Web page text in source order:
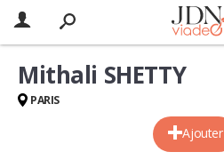
Ajouter
Mithali SHETTY
PARIS